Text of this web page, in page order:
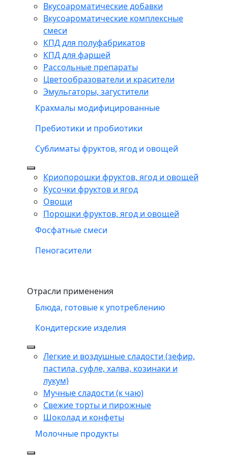
Вкусоароматические добавки
Вкусоароматические комплексные
смеси
КПД для полуфабрикатов
КПД для фаршей
Рассольные препараты
Цветообразователи и красители
Эмульгаторы, загустители
Крахмалы модифицированные
Пребиотики и пробиотики
Сублиматы фруктов, ягод и овощей
Криопорошки фруктов, ягод и овощей
Кусочки фруктов и ягод
Овощи
Порошки фруктов, ягод и овощей
Фосфатные смеси
Пеногасители
Отрасли применения
Блюда, готовые к употреблению
Кондитерские изделия
Легкие и воздушные сладости (зефир,
пастила, суфле, халва, козинаки и
лукум)
Мучные сладости (к чаю)
Свежие торты и пирожные
Шоколад и конфеты
Молочные продукты